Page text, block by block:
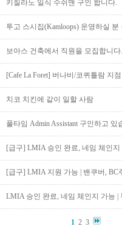
키칠라노 일식 수쉬맨 구인 합니다.
투고 스시집(Kamloops) 운영하실
보아스 건축에서 직원을 모집합니다.
[Cafe La Foret] 버나비/코퀴틀람 지
치코 치킨에 같이 일할 사람
풀타임 Admin Assistant 구인하고 있
[급구] LMIA 승인 완료, 네임 체인
[급구] LMIA 지원 가능 | 밴쿠버,
LMIA 승인 완료, 네임 체인지 가능 |
1 2 3